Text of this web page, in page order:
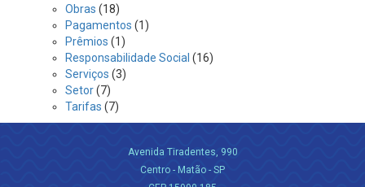
Obras (18)
Pagamentos (1)
Prêmios (1)
Responsabilidade Social (16)
Serviços (3)
Setor(7)
Tarifas (7)
Avenida Tiradentes, 990
Centro - Matão - SP